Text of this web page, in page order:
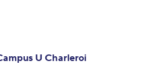
U Charleroi